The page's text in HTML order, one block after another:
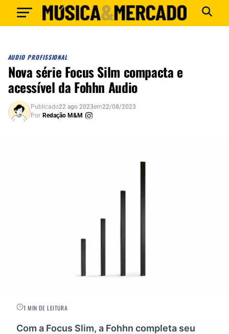
AUDIO PROFISSIONAL
Nova série Focus Silm compacta e
acessível da Fohhn Audio
Publicado22 ago 2023em22/08/2023
Por Redação M&M
1 MIN DE LEITURA
Com a Focus Slim, a Fohhn completa seu